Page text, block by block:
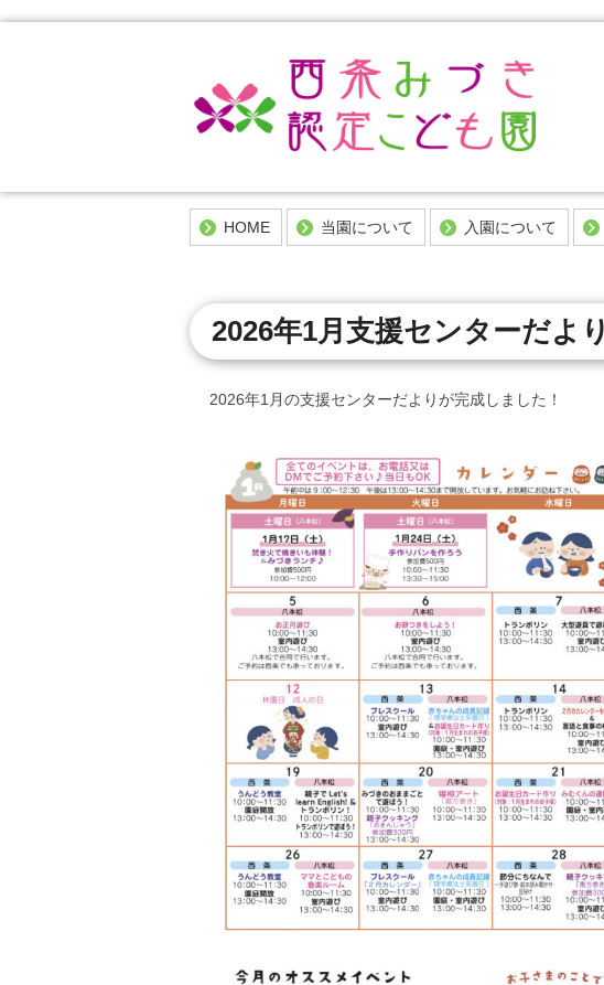
HOME 当園について
施設概要
西条みづきの1日
一時預かりについて
学童保育について
入園について
幼稚園（教育認定）での
申込方法
ご入園にあたりご準備頂
今
今
2026年1月支援センターだより
2026年1月の支援センターだよりが完成しました！